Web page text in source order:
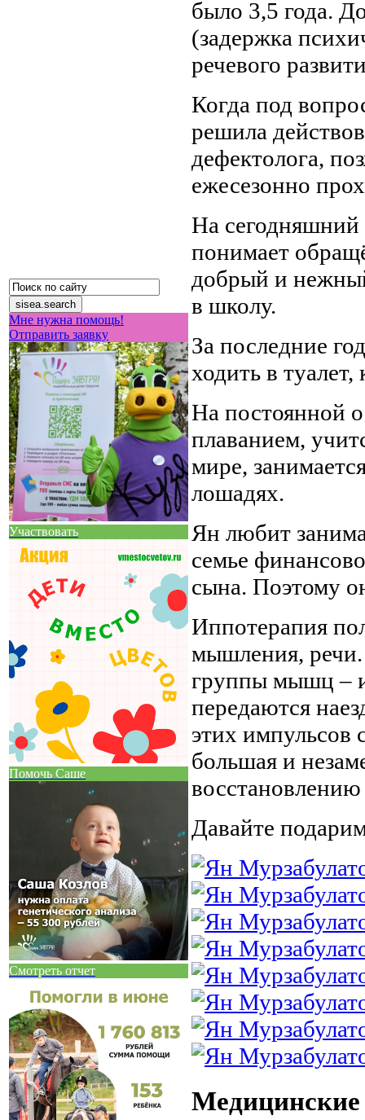
Мне нужна помощь!
Отправить заявку
Участвовать
Помочь Саше
Смотреть отчет
было 3,5 года.
(задержка
речевого
Когда под
решила
дефектолога,
ежесезонно
На сегодняшний
понимает
добрый и
в школу.
За последние
ходить в туалет,
На постоянной
плаванием,
мире,
лошадях.
Ян любит
семье
сына. Поэтому
Иппотерапия
мышления, речи.
группы мышц –
передаются
этих импульсов
большая и
восстановлению
Давайте